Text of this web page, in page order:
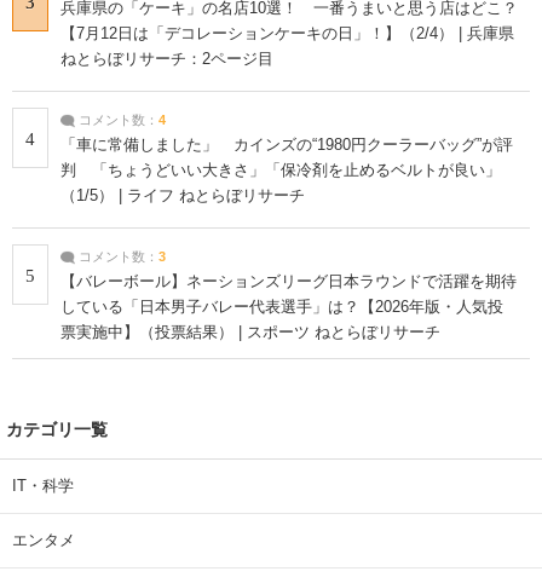
兵庫県の「ケーキ」の名店10選！ 一番うまいと思う店はどこ？
【7月12日は「デコレーションケーキの日」！】（2/4） | 兵庫県
ねとらぼリサーチ：2ページ目
4
コメント数： 4
「車に常備しました」 カインズの“1980円クーラーバッグ”が評
判 「ちょうどいい大きさ」「保冷剤を止めるベルトが良い」
（1/5） | ライフ ねとらぼリサーチ
5
コメント数： 3
【バレーボール】ネーションズリーグ日本ラウンドで活躍を期待
している「日本男子バレー代表選手」は？【2026年版・人気投
票実施中】（投票結果） | スポーツ ねとらぼリサーチ
カテゴリ一覧
IT・科学
エンタメ